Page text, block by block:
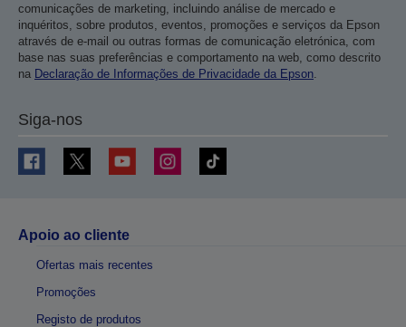
comunicações de marketing, incluindo análise de mercado e
inquéritos, sobre produtos, eventos, promoções e serviços da Epson
através de e-mail ou outras formas de comunicação eletrónica, com
base nas suas preferências e comportamento na web, como descrito
na Declaração de Informações de Privacidade da Epson.
Siga-nos
Apoio ao cliente
Ofertas mais recentes
Promoções
Registo de produtos